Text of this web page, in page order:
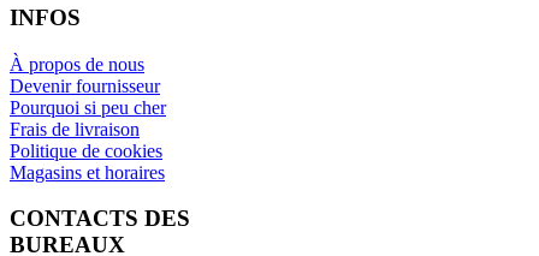
INFOS
À propos de nous
Devenir fournisseur
Pourquoi si peu cher
Frais de livraison
Politique de cookies
Magasins et horaires
CONTACTS DES
BUREAUX